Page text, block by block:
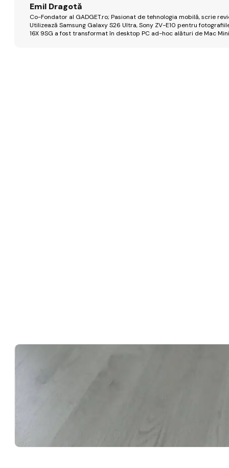
Emil Dragotă
Co-Fondator al GADGET.ro; Pasionat de tehnologia mobilă, scrie
Utilizează Samsung Galaxy S26 Ultra, Sony ZV-E10 pentru
16X 9SG a fost transformat în desktop PC ad-hoc alături de Mac